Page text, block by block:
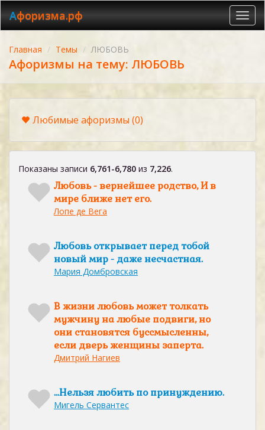
Афоризма.рф
Главная Темы ЛЮБОВЬ
Афоризмы на тему: ЛЮБОВЬ
Любимые афоризмы (0)
Показаны записи 6,761-6,780 из 7,226.
Любовь - вернейшее родство, И в
мире ближе нет его.
Лопе де Вега
Любовь открывает перед тобой
новый мир - даже несчастная.
Мария Домбровская
В жизни любовь может толкать
мужчину на любые подвиги, но
они становятся буссмысленны,
если дверь женщины заперта.
Дмитрий Нагиев
...Нельзя любить по принуждению.
Мигель Сервантес